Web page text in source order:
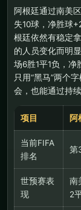
阿根廷通过南美
失10球，净胜球
根廷依然有稳定
的人员变化而明
场6胜1平1负，净
只用“黑马”两个
会，也能通过持
项目 阿
当前FIFA
排名
第
世预赛表
现
南
2